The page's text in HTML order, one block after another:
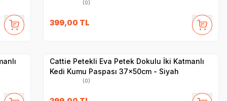
(0)
399,00 TL
Cattie Petekli Eva Petek Dokulu İki Katmanlı
Kedi Kumu Paspası 37x50cm - Siyah
(0)